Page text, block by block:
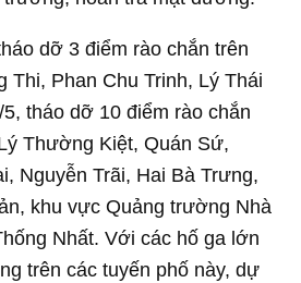
dỡ 3 điểm rào chắn trên
Thi, Phan Chu Trinh, Lý Thái
tháo dỡ 10 điểm rào chắn
Thường Kiệt, Quán Sứ,
Nguyễn Trãi, Hai Bà Trưng,
khu vực Quảng trường Nhà
Nhất. Với các hố ga lớn
trên các tuyến phố này, dự